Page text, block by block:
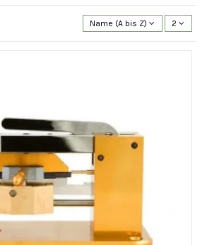
Name (A bis Z) 2